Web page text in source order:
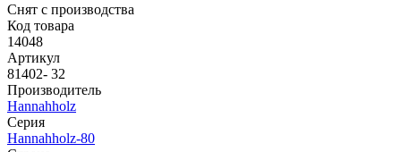
Снят с производства
Код товара
14048
Артикул
81402- 32
Производитель
Hannahholz
Серия
Hannahholz-80